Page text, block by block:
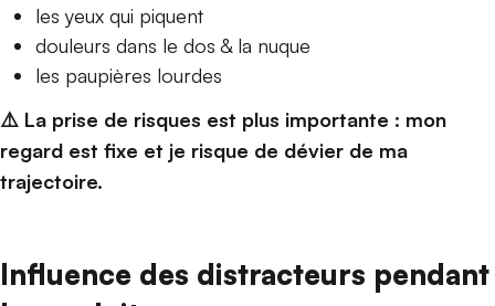
les yeux qui piquent
douleurs dans le dos & la nuque
les paupières lourdes
⚠️ La prise de risques est plus importante : mon
regard est fixe et je risque de dévier de ma
trajectoire.
Influence des distracteurs pendant